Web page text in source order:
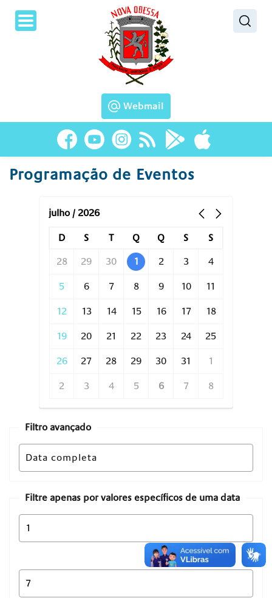
Webmail
Programação de Eventos
julho / 2026
D S T Q Q S S
28 29 30 1 2 3 4
5 6 7 8 9 10 11
12 13 14 15 16 17 18
19 20 21 22 23 24 25
26 27 28 29 30 31 1
2 3 4 5 6 7 8
Filtro avançado
Filtre apenas por valores específicos de uma data